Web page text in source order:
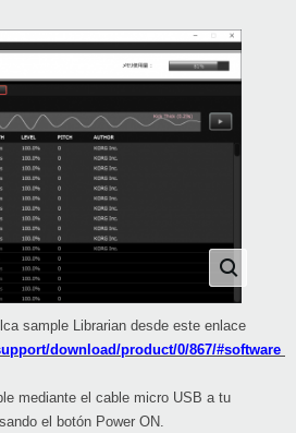
sample Librarian desde este enlace
download/product/0/867/#software
mediante el cable micro USB a tu
el botón Power ON.